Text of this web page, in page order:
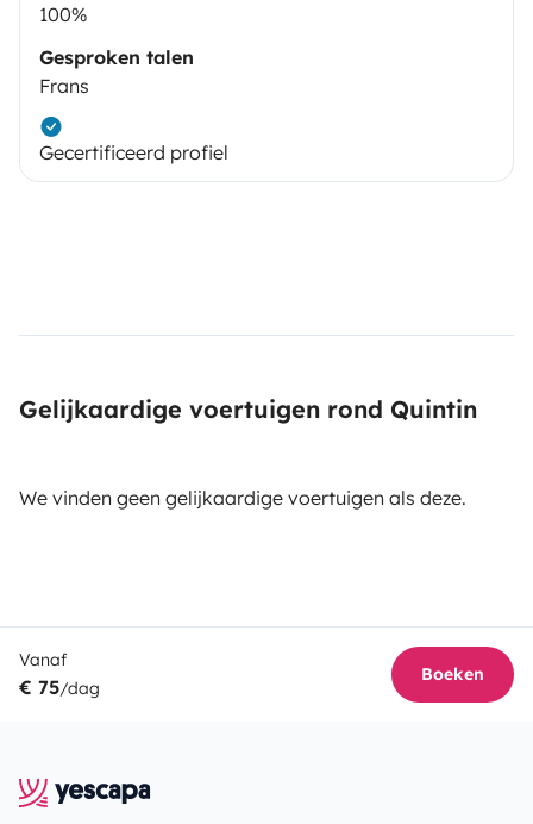
100%
Gesproken talen
Frans
Gecertificeerd profiel
Gelijkaardige voertuigen rond Quintin
We vinden geen gelijkaardige voertuigen als deze.
Vanaf
€ 75/dag
Boeken